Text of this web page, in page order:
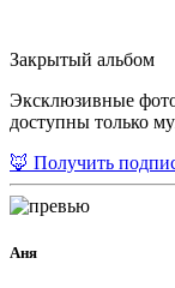
Закрытый альбом
Эксклюзивные
доступны только
🦊 Получить
Аня